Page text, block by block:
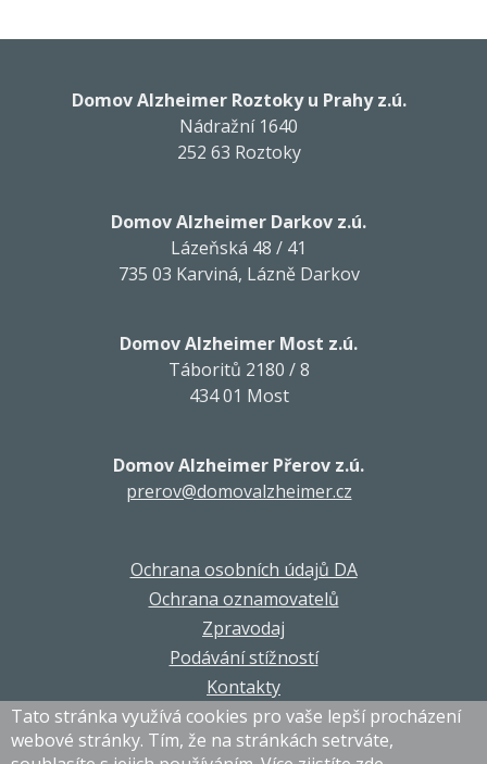
Domov Alzheimer Roztoky u Prahy z.ú.
Nádražní 1640
252 63 Roztoky
Domov Alzheimer Darkov z.ú.
Lázeňská 48 / 41
735 03 Karviná, Lázně Darkov
Domov Alzheimer Most z.ú.
Táboritů 2180 / 8
434 01 Most
Domov Alzheimer Přerov z.ú.
prerov@domovalzheimer.cz
Ochrana osobních údajů DA
Ochrana oznamovatelů
Zpravodaj
Podávání stížností
Kontakty
Tato stránka využívá cookies pro vaše lepší procházení
webové stránky. Tím, že na stránkách setrváte,